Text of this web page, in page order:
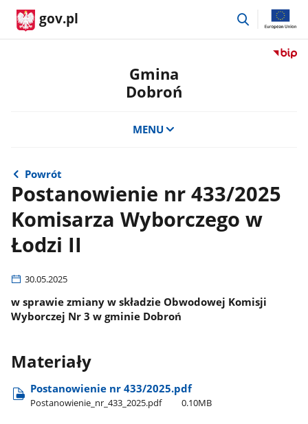
gov.pl
przejdź
Przejdź
Gmina
Dobroń
MENU
Powrót
Postanowienie nr 433/2025
Komisarza Wyborczego w
Łodzi II
30.05.2025
w sprawie zmiany w składzie Obwodowej Komisji
Wyborczej Nr 3 w gminie Dobroń
Materiały
Postanowienie nr 433/2025.pdf
Postanowienie​_nr​_433​_2025.pdf 0.10MB